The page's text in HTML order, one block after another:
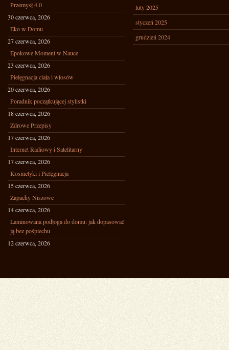
Przemysł 4.0
30 czerwca, 2026
Eko w Domu
27 czerwca, 2026
Epokowe Moment w Nauce
23 czerwca, 2026
Pielęgnacja ciała i włosów
20 czerwca, 2026
Poradnik początkującej stylistki
18 czerwca, 2026
Zdrowe Przepisy
17 czerwca, 2026
Internet Radiowy i Satelitarny
17 czerwca, 2026
Kosmetyki i Pielęgnacja
15 czerwca, 2026
Zapachy Niszowe
14 czerwca, 2026
Laminowana podłoga do domu: jak dopasować
ją bez pośpiechu
12 czerwca, 2026
luty 2025
styczeń 2025
grudzień 2024